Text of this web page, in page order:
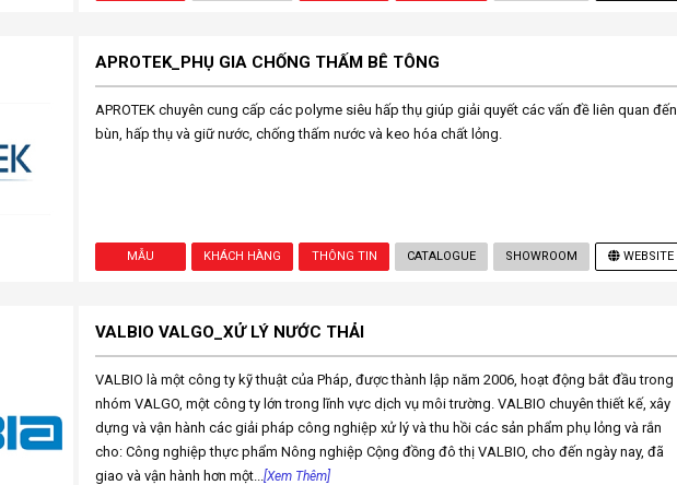
APROTEK_PHỤ GIA CHỐNG THẤM BÊ TÔNG
APROTEK chuyên cung cấp các polyme siêu hấp thụ giúp giải quyết các vấn đề liên quan đến
bùn, hấp thụ và giữ nước, chống thấm nước và keo hóa chất lỏng.
MẪU KHÁCH HÀNG THÔNG TIN CATALOGUE SHOWROOM WEBSITE
VALBIO VALGO_XỬ LÝ NƯỚC THẢI
VALBIO là một công ty kỹ thuật của Pháp, được thành lập năm 2006, hoạt động bắt đầu trong
nhóm VALGO, một công ty lớn trong lĩnh vực dịch vụ môi trường. VALBIO chuyên thiết kế, xây
dựng và vận hành các giải pháp công nghiệp xử lý và thu hồi các sản phẩm phụ lỏng và rắn
cho: Công nghiệp thực phẩm Nông nghiệp Cộng đồng đô thị VALBIO, cho đến ngày nay, đã
giao và vận hành hơn một...[Xem Thêm]